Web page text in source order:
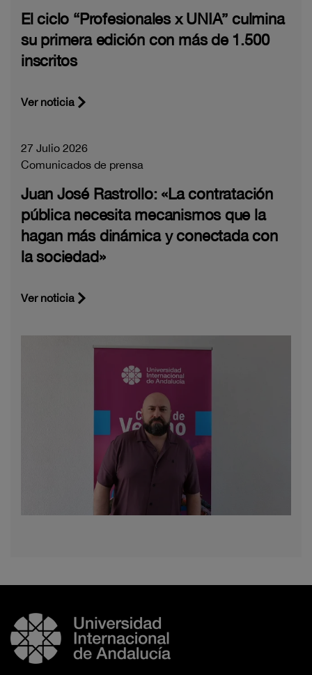
El ciclo “Profesionales x UNIA” culmina
su primera edición con más de 1.500
inscritos
Ver noticia
27 Julio 2026
Comunicados de prensa
Juan José Rastrollo: «La contratación
pública necesita mecanismos que la
hagan más dinámica y conectada con
la sociedad»
Ver noticia